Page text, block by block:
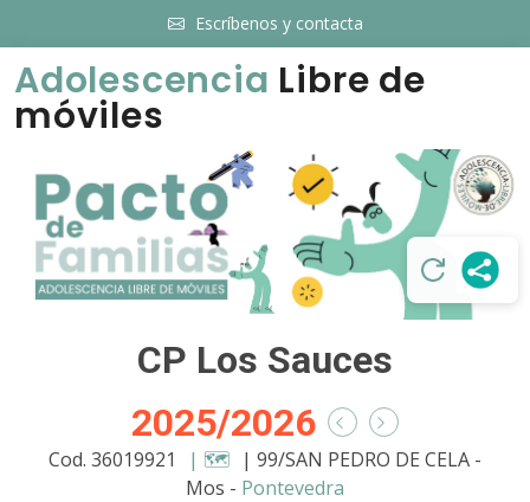
Escríbenos y contacta
Adolescencia Libre de
móviles
CP Los Sauces
2025/2026
Cod. 36019921 | 🗺️ | 99/SAN PEDRO DE CELA -
Mos - Pontevedra